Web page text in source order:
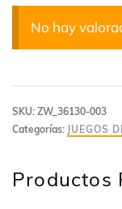
No hay
SKU: ZW_36130-003
Categorías: JUEGOS
Productos